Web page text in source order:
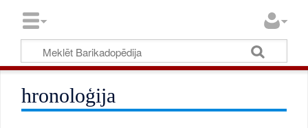
hronoloģija